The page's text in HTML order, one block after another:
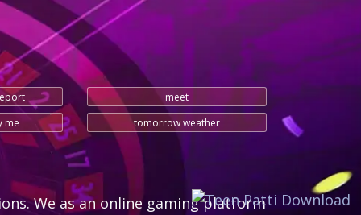
meet
me tomorrow weather
We as an online gaming platform